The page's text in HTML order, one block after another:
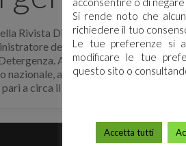
Rivista Dimensione Pulito ha
delegato– Arco Chemical
AFIDAMP per quanto
a fine 2016, pari a 95,2
a circa il +3% rispetto al […]
Si rende noto che
richiedere il tuo
Le tue preferenze si
modificare le tue
questo sito o
Accetta tutti
Per scaricare le schede di
accedere al portale. Se
registrazione del tuo profilo